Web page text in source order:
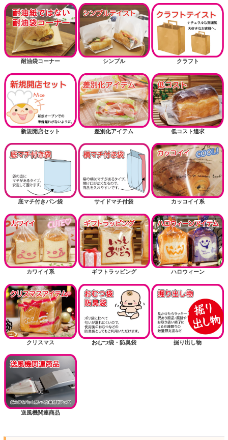
耐油袋コーナー シンプル クラフト
新規開店セット 差別化アイテム 低コスト追求
底マチ付きパン袋 サイドマチ付袋 カッコイイ系
カワイイ系 ギフトラッピング ハロウィーン
クリスマス おむつ袋・防臭袋 掘り出し物
送風機関連商品